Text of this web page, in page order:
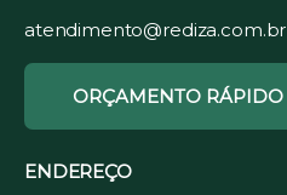
atendimento@rediza.com.br
ORÇAMENTO RÁPIDO
ENDEREÇO